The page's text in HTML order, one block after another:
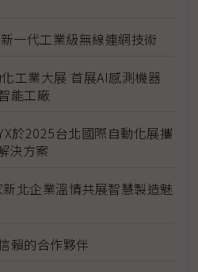
一代工業級無線連網技術
工業大展 首展AI感測機器
能工廠
於2025台北國際自動化展攜
決方案
北企業溫情共展智慧製造魅
賴的合作夥伴